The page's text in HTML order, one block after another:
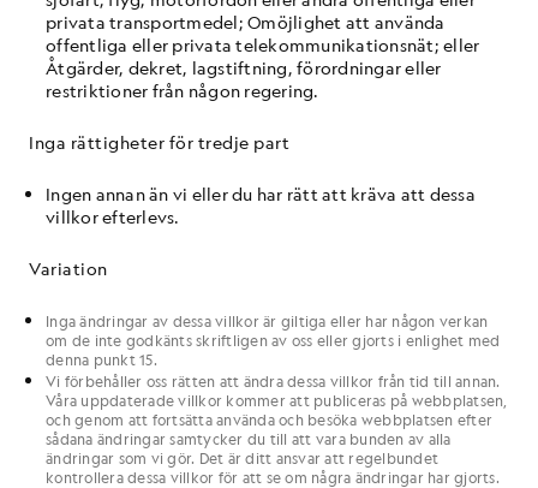
privata transportmedel; Omöjlighet att använda
offentliga eller privata telekommunikationsnät; eller
Åtgärder, dekret, lagstiftning, förordningar eller
restriktioner från någon regering.
Inga rättigheter för tredje part
Ingen annan än vi ellerdu har rätt att kräva att dessa
villkorefterlevs.
Variation
Inga ändringar av dessavillkor är giltiga eller har någon verkan
om de inte godkänts skriftligen av oss eller gjorts i enlighet med
denna punkt 15.
Vi förbehåller oss rätten att ändra dessa villkor från tid till annan.
Våra uppdateradevillkor kommer att publiceras på webbplatsen
och genom att fortsätta använda och besöka webbplatsen efter
sådana ändringar samtycker du till att vara bunden av alla
ändringar som vi gör. Det ärditt ansvar att regelbundet
kontrollera dessa villkor för att se om några ändringar har gjorts.